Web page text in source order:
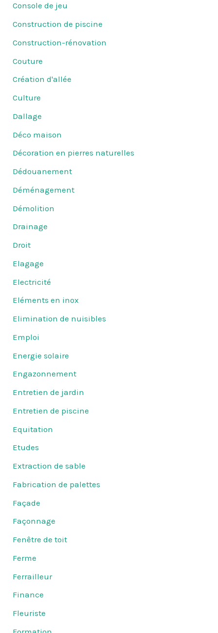
Console de jeu
Construction de piscine
Construction-rénovation
Couture
Création d'allée
Culture
Dallage
Déco maison
Décoration en pierres naturelles
Dédouanement
Déménagement
Démolition
Drainage
Droit
Elagage
Electricité
Eléments en inox
Elimination de nuisibles
Emploi
Energie solaire
Engazonnement
Entretien de jardin
Entretien de piscine
Equitation
Etudes
Extraction de sable
Fabrication de palettes
Façade
Façonnage
Fenêtre de toit
Ferme
Ferrailleur
Finance
Fleuriste